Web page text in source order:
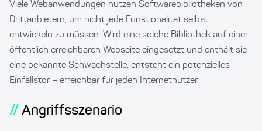
Viele Webanwendungen nutzen Softwarebibliotheken von
Drittanbietern, um nicht jede Funktionalität selbst
entwickeln zu müssen. Wird eine solche Bibliothek auf einer
öffentlich erreichbaren Webseite eingesetzt und enthält sie
eine bekannte Schwachstelle, entsteht ein potenzielles
Einfallstor – erreichbar für jeden Internetnutzer.
Angriffsszenario